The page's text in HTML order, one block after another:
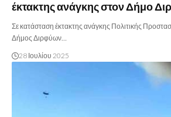
έκτακτης ανάγκης στον Δήμο
Σε κατάσταση έκτακτης ανάγκης Πολιτικής
Δήμος Διρφύων…
28 Ιουλίου 2025